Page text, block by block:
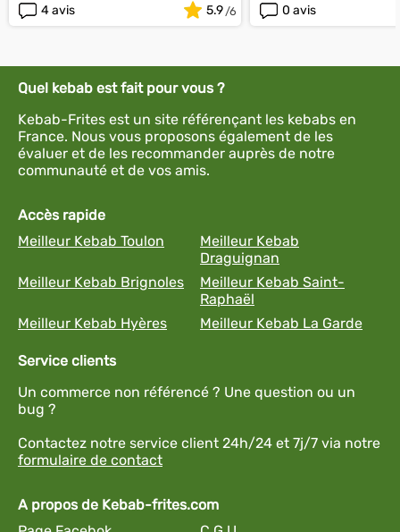
4 avis
5.9
0 avis
Quel kebab est fait pour vous ?
Kebab-Frites est un site référençant les kebabs en
France. Nous vous proposons également de les
évaluer et de les recommander auprès de notre
communauté et de vos amis.
Accès rapide
Meilleur Kebab Toulon
Meilleur Kebab
Draguignan
Meilleur Kebab Brignoles
Meilleur Kebab Saint-
Raphaël
Meilleur Kebab Hyères
Meilleur Kebab La Garde
Service clients
Un commerce non référencé ? Une question ou un
bug ?
Contactez notre service client 24h/24 et 7j/7 via notre
formulaire de contact
A propos de Kebab-frites.com